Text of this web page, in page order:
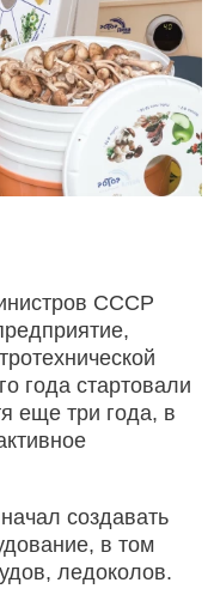
СССР
года стартовали
еще три года, в
создавать
в том
ледоколов.